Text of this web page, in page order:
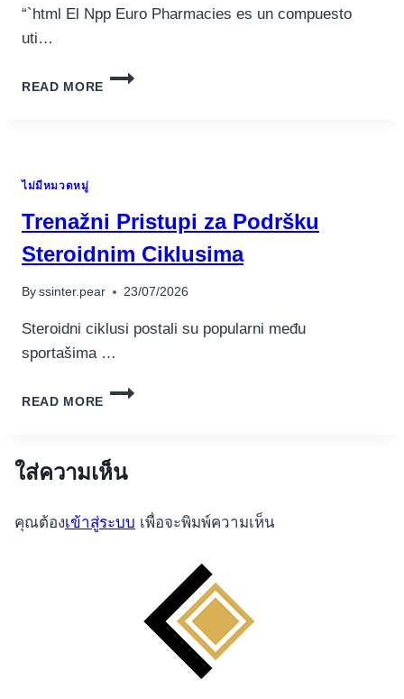
“`html El Npp Euro Pharmacies es un compuesto
uti…
READ MORE
NPP
ไม่มีหมวดหมู่
Trenažni Pristupi za Podršku
Steroidnim Ciklusima
By ssinter.pear 23/07/2026
Steroidni ciklusi postali su popularni među
sportašima …
READ MORE
TRENAŽNI
STEROIDNIM
CIKLUSIMA
ใส่ความเห็น
คุณต้องเข้าสู่ระบบ เพื่อจะพิมพ์ความเห็น